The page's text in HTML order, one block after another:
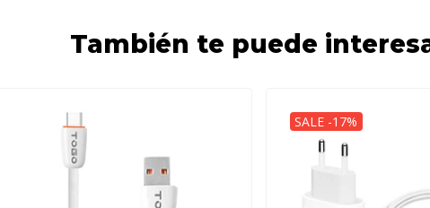
También te puede
SALE -17%